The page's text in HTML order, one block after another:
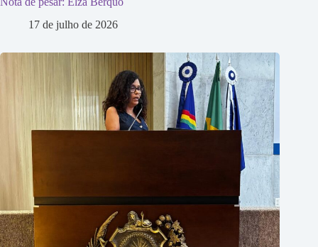
17 de julho de 2026